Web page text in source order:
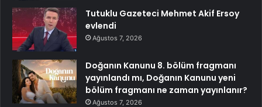
Tutuklu Gazeteci Mehmet Akif Ersoy
evlendi
Ağustos 7, 2026
Doğanın Kanunu 8. bölüm fragmanı
yayınlandı mı, Doğanın Kanunu yeni
bölüm fragmanı ne zaman yayınlanır?
Ağustos 7, 2026